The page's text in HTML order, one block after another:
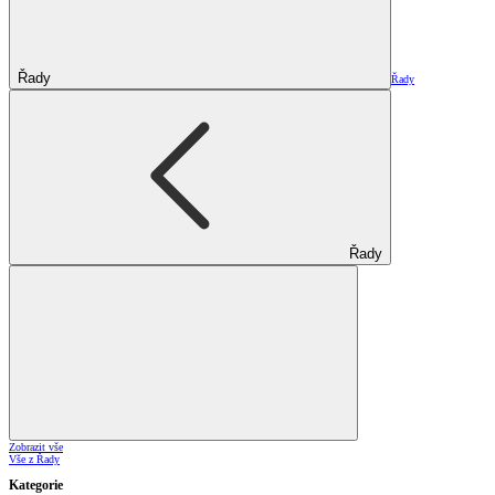
Řady Řady
Řady
Zobrazit vše
Vše z Řady
Kategorie